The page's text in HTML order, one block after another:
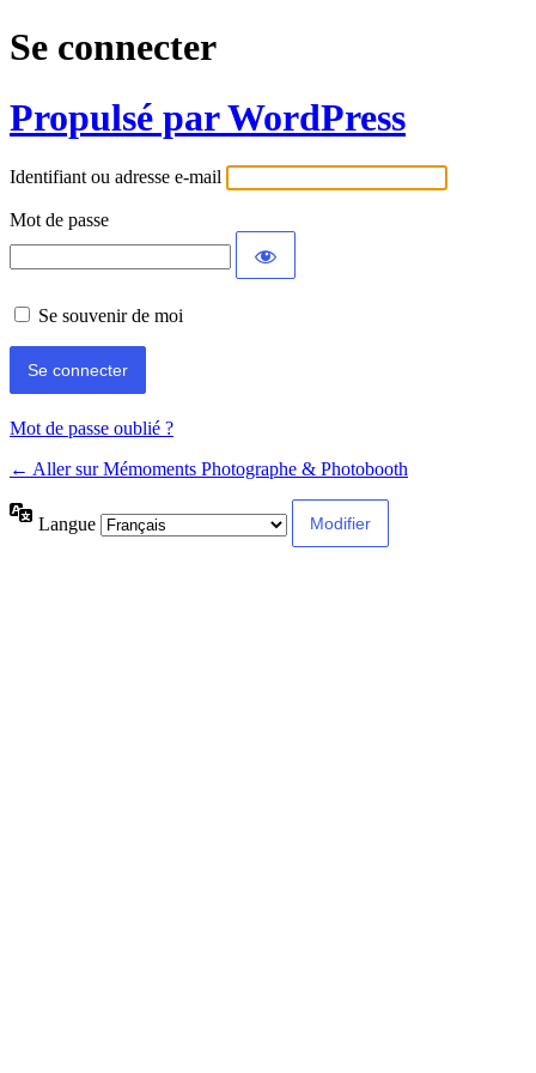
Se connecter
Propulsé par WordPress
Identifiant ou adresse e-mail
Mot de passe
Se souvenir de moi
Mot de passe oublié ?
← Aller sur Mémoments Photographe & Photobooth
Langue